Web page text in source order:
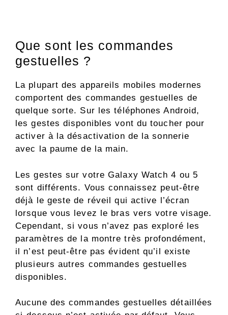
Que sont les commandes
gestuelles ?
La plupart des appareils mobiles modernes
comportent des commandes gestuelles de
quelque sorte. Sur les téléphones Android,
les gestes disponibles vont du toucher pour
activer à la désactivation de la sonnerie
avec la paume de la main.
Les gestes sur votre Galaxy Watch 4 ou 5
sont différents. Vous connaissez peut-être
déjà le geste de réveil qui active l’écran
lorsque vous levez le bras vers votre visage.
Cependant, si vous n’avez pas exploré les
paramètres de la montre très profondément,
il n’est peut-être pas évident qu’il existe
plusieurs autres commandes gestuelles
disponibles.
Aucune des commandes gestuelles détaillées